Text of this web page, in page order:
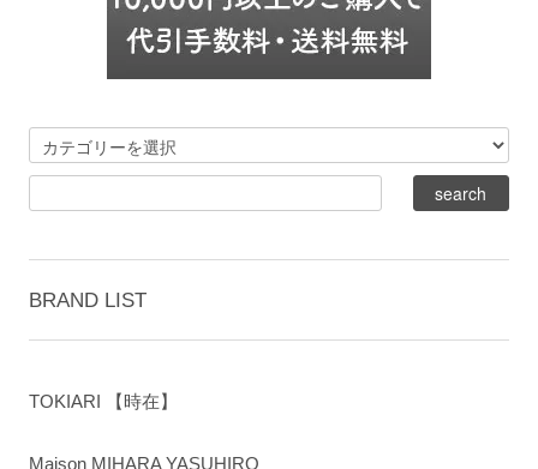
BRAND LIST
TOKIARI 【時在】
Maison MIHARA YASUHIRO